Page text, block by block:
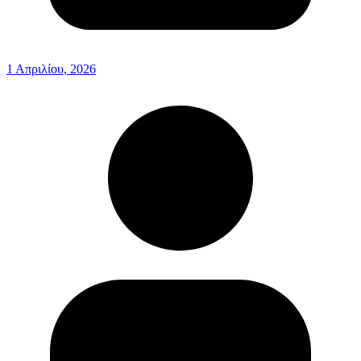
1 Απριλίου, 2026